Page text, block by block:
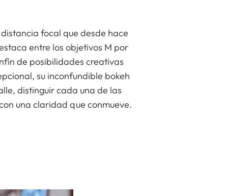
focal que desde hace
entre los objetivos M por
de posibilidades creativas
su inconfundible bokeh
distinguir cada una de las
una claridad que conmueve.